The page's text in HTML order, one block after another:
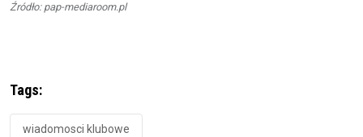
Źródło: pap-mediaroom.pl
Tags:
wiadomosci klubowe